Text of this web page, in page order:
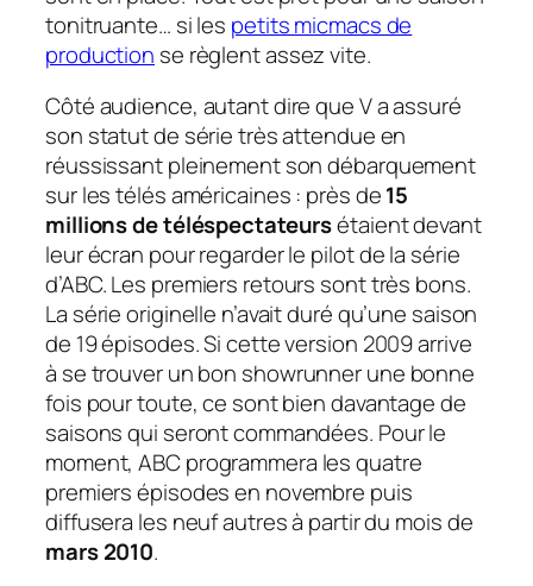
tonitruante… si les petits micmacs de
production se règlent assez vite.
Côté audience, autant dire que V a assuré
son statut de série très attendue en
réussissant pleinement son débarquement
sur les télés américaines : près de15
millions de téléspectateursétaient devant
leur écran pour regarder le pilotde la série
d’ABC. Les premiers retours sont très bons.
La série originelle n’avait duré qu’une saison
de 19 épisodes. Si cette version 2009 arrive
à se trouver un bon showrunnerune bonne
fois pour toute, ce sont bien davantage de
saisons qui seront commandées. Pour le
moment, ABC programmera les quatre
premiers épisodes en novembre puis
diffusera les neuf autres à partir du mois de
mars 2010.